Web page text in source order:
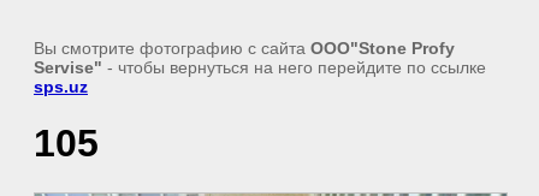
Вы смотрите фотографию с сайта ООО"Stone Profy
Servise" - чтобы вернуться на него перейдите по ссылке
sps.uz
105